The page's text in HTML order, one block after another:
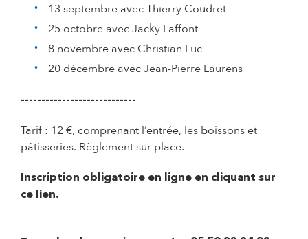
13 septembre avec Thierry Coudret
25 octobre avec Jacky Laffont
8 novembre avec Christian Luc
20 décembre avec Jean-Pierre Laurens
----------------------------
Tarif : 12 €, comprenant l’entrée, les boissons et
pâtisseries. Règlement sur place.
Inscription obligatoire en ligne en cliquant sur
ce lien.